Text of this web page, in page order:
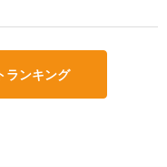
ランキング